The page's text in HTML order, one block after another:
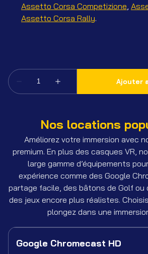
Assetto Corsa Competizione
Assetto Corsa Rally.
Nos locations
Améliorez votre immersion avec
premium. En plus des casques VR,
large gamme d’équipements
expérience comme des Google
partage facile, des bâtons de Golf
des jeux encore plus réalistes.
plongez dans une
Google Chromecast HD